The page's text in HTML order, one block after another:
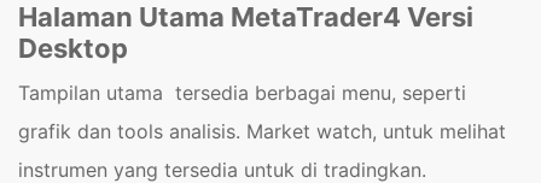
Halaman Utama MetaTrader4 Versi
Desktop
Tampilan utama tersedia berbagai menu, seperti
grafik dan tools analisis. Market watch, untuk melihat
instrumen yang tersedia untuk di tradingkan.